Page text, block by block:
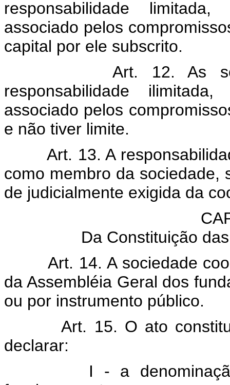
responsabilidade
associado pelos
capital por ele subscrito.
Art. 12. As
responsabilidade
associado pelos
e não tiver limite.
Art. 13. A
como membro da sociedade,
de judicialmente exigida da
Da Constituição
Art. 14. A sociedade
da Assembléia Geral dos
ou por instrumento público.
Art. 15. O ato
declarar:
I - a denominação